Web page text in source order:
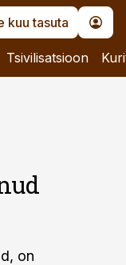
kuu tasuta
Tsivilisatsioon
on